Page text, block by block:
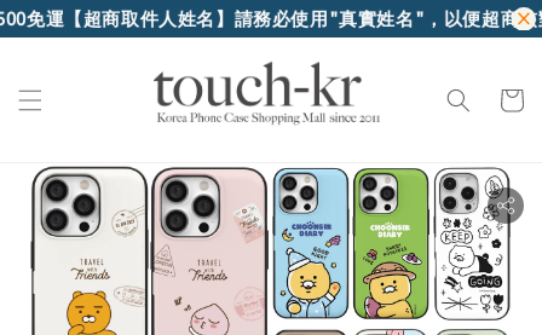
【超商取件人姓名】請務必使用"真實姓名"，以便超商核對身